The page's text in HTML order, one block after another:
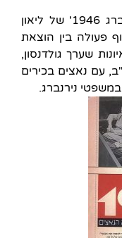
הספר הראשון שתרגמתי היה 'נירנברג 1946' של ליאון
לאור ב-2006 בשיתוף פעולה בין הוצאת
שערך גולדנסון,
עם נאצים בכירים
נירנברג.